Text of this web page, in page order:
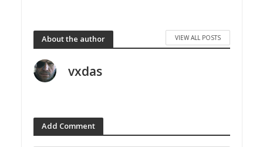
About the author VIEW ALL POSTS
vxdas
Add Comment